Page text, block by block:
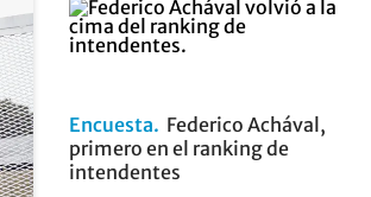
Encuesta
Federico Achával,
primero en el ranking de
intendentes